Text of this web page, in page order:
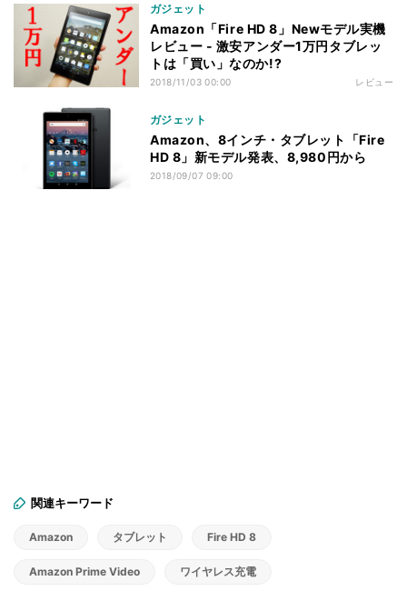
ガジェット
Amazon「Fire HD 8」Newモデル実機
レビュー - 激安アンダー1万円タブレッ
トは「買い」なのか!?
2018/11/03 00:00 レビュー
ガジェット
Amazon、8インチ・タブレット「Fire
HD 8」新モデル発表、8,980円から
2018/09/07 09:00
関連キーワード
Amazon タブレット Fire HD 8
Amazon Prime Video ワイヤレス充電